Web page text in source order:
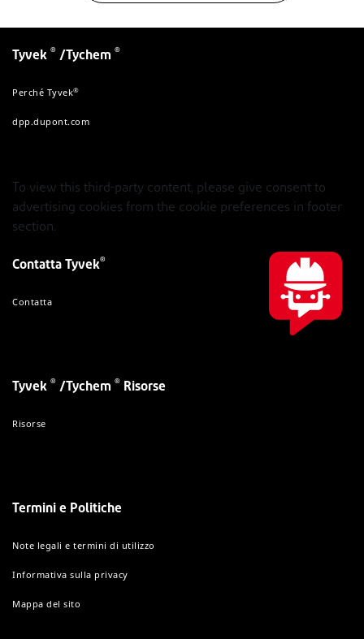
Tyvek ® /Tychem ®
Perché Tyvek®
dpp.dupont.com
To view this third-party content, please give consent to
advertising cookies from the cookie preferences in footer
section.
Contatta Tyvek®
Contatta
Tyvek ® /Tychem ® Risorse
Risorse
Termini e Politiche
Note legali e termini di utilizzo
Informativa sulla privacy
Mappa del sito